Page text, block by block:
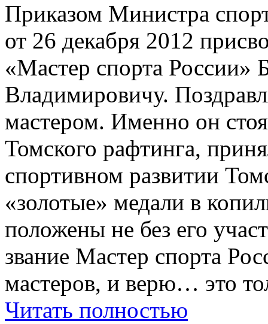
Приказом Министра
от 26 декабря 2012
«Мастер спорта России»
Владимировичу.
мастером. Именно он
Томского рафтинга,
спортивном развитии
«золотые» медали в
положены не без его
звание Мастер спорта
мастеров, и верю… это
Читать полностью